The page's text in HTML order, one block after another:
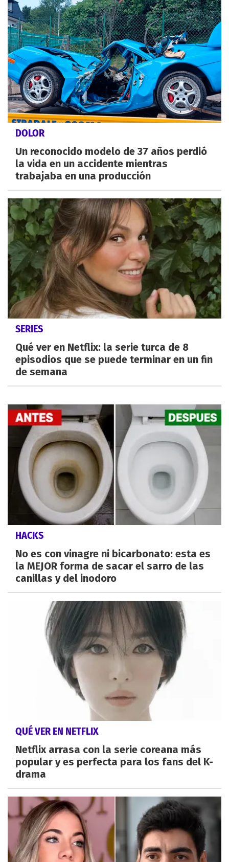
DOLOR
Un reconocido modelo de 37 años perdió
la vida en un accidente mientras
trabajaba en una producción
SERIES
Qué ver en Netflix: la serie turca de 8
episodios que se puede terminar en un fin
de semana
HACKS
No es con vinagre ni bicarbonato: esta es
la MEJOR forma de sacar el sarro de las
canillas y del inodoro
QUÉ VER EN NETFLIX
Netflix arrasa con la serie coreana más
popular y es perfecta para los fans del K-
drama